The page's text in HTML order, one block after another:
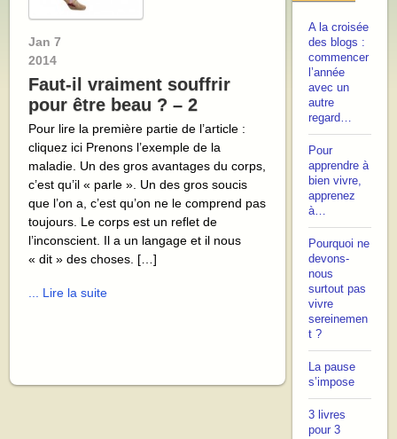
Jan 7
2014
Faut-il vraiment souffrir
pour être beau ? – 2
Pour lire la première partie de l’article :
cliquez ici Prenons l’exemple de la
maladie. Un des gros avantages du corps,
c’est qu’il « parle ». Un des gros soucis
que l’on a, c’est qu’on ne le comprend pas
toujours. Le corps est un reflet de
l’inconscient. Il a un langage et il nous
« dit » des choses. […]
... Lire la suite
A la croisée
des blogs :
commencer
l’année
avec un
autre
regard…
Pour
apprendre à
bien vivre,
apprenez
à…
Pourquoi ne
devons-
nous
surtout pas
vivre
sereinemen
t ?
La pause
s’impose
3 livres
pour 3